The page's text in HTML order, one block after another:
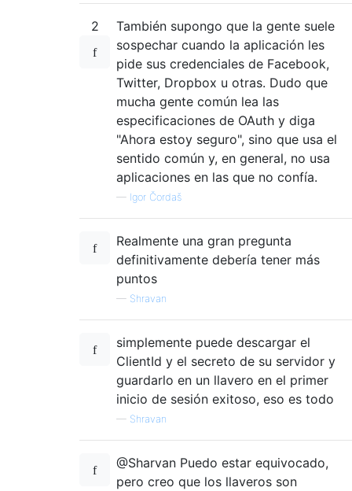
2
También supongo que la gente suele
sospechar cuando la aplicación les
pide sus credenciales de Facebook,
Twitter, Dropbox u otras. Dudo que
mucha gente común lea las
especificaciones de OAuth y diga
"Ahora estoy seguro", sino que usa el
sentido común y, en general, no usa
aplicaciones en las que no confía.
— Igor Čordaš
Realmente una gran pregunta
definitivamente debería tener más
puntos
— Shravan
simplemente puede descargar el
ClientId y el secreto de su servidor y
guardarlo en un llavero en el primer
inicio de sesión exitoso, eso es todo
— Shravan
@Sharvan Puedo estar equivocado,
pero creo que los llaveros son